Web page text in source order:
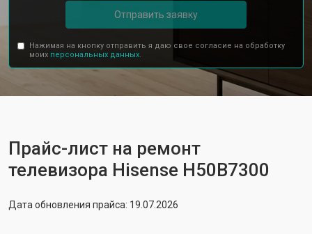
Отправить заявку
Нажимая на кнопку отправить я даю свое согласие на обработку
моих персональных данных.
Прайс-лист на ремонт
телевизора Hisense H50B7300
Дата обновления прайса: 19.07.2026